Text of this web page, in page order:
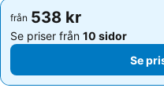
från 538 kr
Se priser från 10 sidor
Se
från 538 kr
Se priser från 10 sidor
Se